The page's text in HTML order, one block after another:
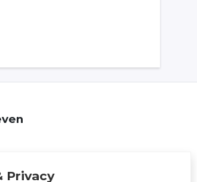
Privacy